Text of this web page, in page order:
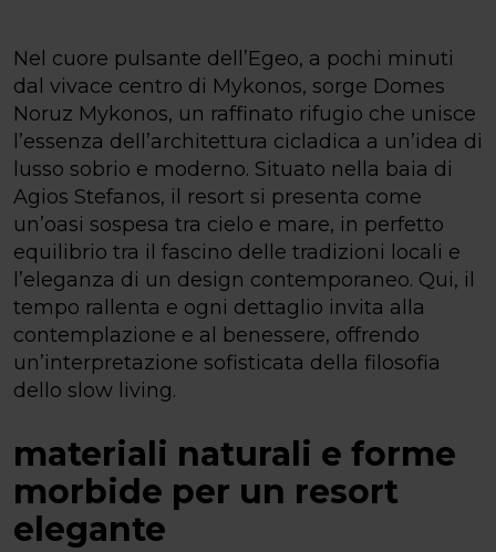
Nel cuore pulsante dell’Egeo, a pochi minuti
dal vivace centro di Mykonos, sorge Domes
Noruz Mykonos, un raffinato rifugio che unisce
l’essenza dell’architettura cicladica a un’idea di
lusso sobrio e moderno. Situato nella baia di
Agios Stefanos, il resort si presenta come
un’oasi sospesa tra cielo e mare, in perfetto
equilibrio tra il fascino delle tradizioni locali e
l’eleganza di un design contemporaneo. Qui, il
tempo rallenta e ogni dettaglio invita alla
contemplazione e al benessere, offrendo
un’interpretazione sofisticata della filosofia
dello slow living.
materiali naturali e forme
morbide per un resort
elegante